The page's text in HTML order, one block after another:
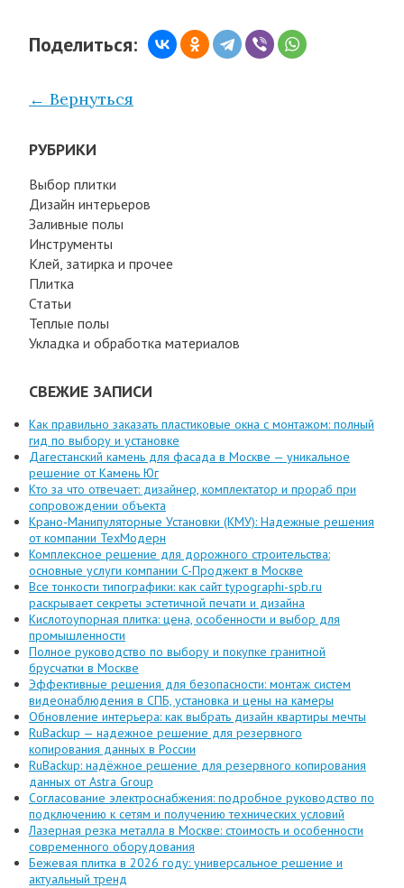
Поделиться:
← Вернуться
РУБРИКИ
Выбор плитки
Дизайн интерьеров
Заливные полы
Инструменты
Клей, затирка и прочее
Плитка
Статьи
Теплые полы
Укладка и обработка материалов
СВЕЖИЕ ЗАПИСИ
Как правильно заказать пластиковые окна с монтажом: полный
гид по выбору и установке
Дагестанский камень для фасада в Москве — уникальное
решение от Камень Юг
Кто за что отвечает: дизайнер, комплектатор и прораб при
сопровождении объекта
Крано-Манипуляторные Установки (КМУ): Надежные решения
от компании ТехМодерн
Комплексное решение для дорожного строительства:
основные услуги компании C-Проджект в Москве
Все тонкости типографики: как сайт typographi-spb.ru
раскрывает секреты эстетичной печати и дизайна
Кислотоупорная плитка: цена, особенности и выбор для
промышленности
Полное руководство по выбору и покупке гранитной
брусчатки в Москве
Эффективные решения для безопасности: монтаж систем
видеонаблюдения в СПБ, установка и цены на камеры
Обновление интерьера: как выбрать дизайн квартиры мечты
RuBackup — надежное решение для резервного
копирования данных в России
RuBackup: надёжное решение для резервного копирования
данных от Astra Group
Согласование электроснабжения: подробное руководство по
подключению к сетям и получению технических условий
Лазерная резка металла в Москве: стоимость и особенности
современного оборудования
Бежевая плитка в 2026 году: универсальное решение и
актуальный тренд